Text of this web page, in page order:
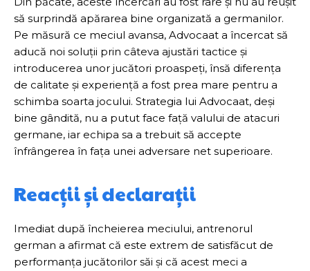
să surprindă apărarea bine organizată a germanilor.
Pe măsură ce meciul avansa, Advocaat a încercat să
aducă noi soluții prin câteva ajustări tactice și
introducerea unor jucători proaspeți, însă diferența
de calitate și experiență a fost prea mare pentru a
schimba soarta jocului. Strategia lui Advocaat, deși
bine gândită, nu a putut face față valului de atacuri
germane, iar echipa sa a trebuit să accepte
înfrângerea în fața unei adversare net superioare.
Reacții și declarații
Imediat după încheierea meciului, antrenorul
german a afirmat că este extrem de satisfăcut de
performanța jucătorilor săi și că acest meci a